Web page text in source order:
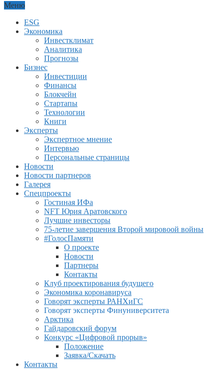
Меню
ESG
Экономика
Инвестклимат
Аналитика
Прогнозы
Бизнес
Инвестиции
Финансы
Блокчейн
Стартапы
Технологии
Книги
Эксперты
Экспертное мнение
Интервью
Персональные страницы
Новости
Новости партнеров
Галерея
Спецпроекты
Гостиная ИФа
NFT Юрия Аратовского
Лучшие инвесторы
75-летие завершения Второй мировоой войны
#ГолосПамяти
О проекте
Новости
Партнеры
Контакты
Клуб проектирования будущего
Экономика коронавируса
Говорят эксперты РАНХиГС
Говорят эксперты Финуниверситета
Арктика
Гайдаровский форум
Конкурс «Цифровой прорыв»
Положение
Заявка/Скачать
Контакты